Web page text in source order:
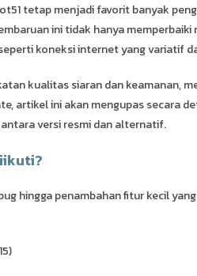
tetap menjadi favorit banyak
ini tidak hanya
koneksi internet yang variatif
kualitas siaran dan keamanan,
artikel ini akan mengupas secara
versi resmi dan alternatif.
hingga penambahan fitur kecil